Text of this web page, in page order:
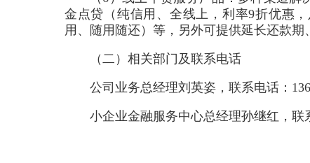
金点贷（纯信用、全线上，利率9折优惠
用、随用随还）等，另外可提供延长还款期
（二）相关部门及联系电话
公司业务总经理刘英姿，联系电话：
小企业金融服务中心总经理孙继红，联